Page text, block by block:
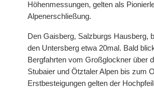
Höhenmessungen, gelten als
Alpenerschließung.
Den Gaisberg, Salzburgs Hausberg,
den Untersberg etwa 20mal. Bald
Bergfahrten vom Großglockner über
Stubaier und Ötztaler Alpen bis zum
Erstbesteigungen gelten der